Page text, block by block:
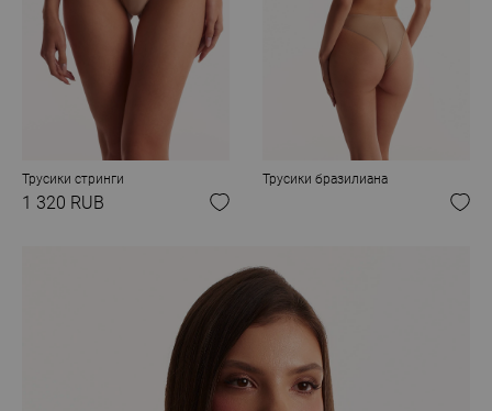
Трусики стринги
1 320 RUB
Трусики бразилиана